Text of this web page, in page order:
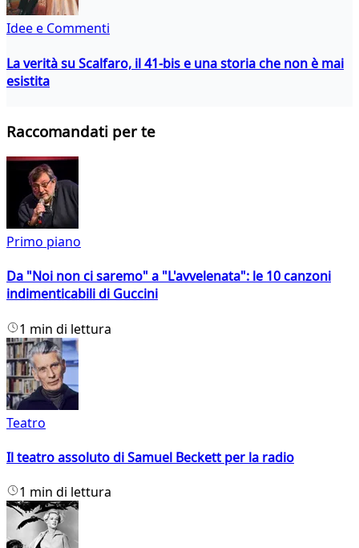
Idee e Commenti
La verità su Scalfaro, il 41-bis e una storia che non è mai
esistita
Raccomandati per te
Primo piano
Da "Noi non ci saremo" a "L'avvelenata": le 10 canzoni
indimenticabili di Guccini
1 min di lettura
Teatro
Il teatro assoluto di Samuel Beckett per la radio
1 min di lettura